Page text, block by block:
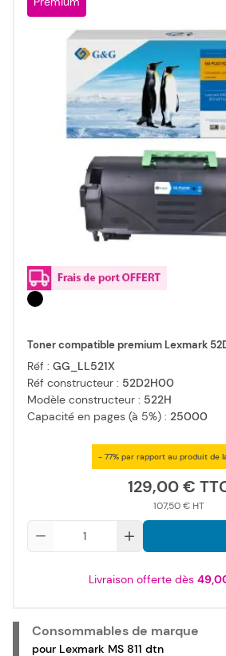
Toner compatible premium Lexmark
Réf : GG_LL521X
Réf constructeur : 52D2H00
Modèle constructeur : 522H
Capacité en pages (à 5%) : 25000
- 77% par rapport au produit de
129,00 €
107,50 €
Livraison offerte dès
Consommables de marque
pour Lexmark MS 811 dtn